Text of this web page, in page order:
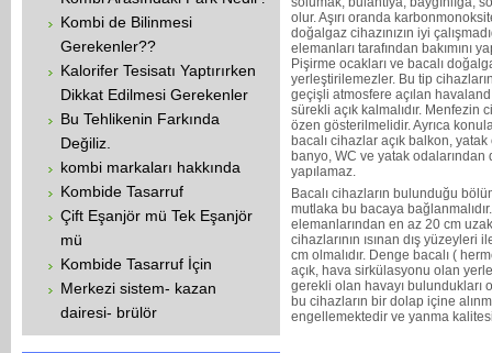
Kombi de Bilinmesi
Gerekenler??
Kalorifer Tesisatı Yaptırırken
Dikkat Edilmesi Gerekenler
Bu Tehlikenin Farkında
Değiliz.
kombi markaları hakkında
Kombide Tasarruf
Çift Eşanjör mü Tek Eşanjör
mü
Kombide Tasarruf İçin
Merkezi sistem- kazan
dairesi- brülör
olur. Aşırı oranda
doğalgaz cihazınızın iyi
elemanları tarafından bakımını
Pişirme ocakları ve bacalı
yerleştirilemezler. Bu tip
geçişli atmosfere açılan
sürekli açık kalmalıdır. Menfezin
özen gösterilmelidir. Ayrıca
bacalı cihazlar açık balkon,
banyo, WC ve yatak odalarından
yapılamaz.
Bacalı cihazların bulunduğu
mutlaka bu bacaya
elemanlarından en az 20 cm
cihazlarının ısınan dış yüzeyleri
cm olmalıdır. Denge bacalı (
açık, hava sirkülasyonu olan
gerekli olan havayı bulundukları
bu cihazların bir dolap içine
engellemektedir ve yanma